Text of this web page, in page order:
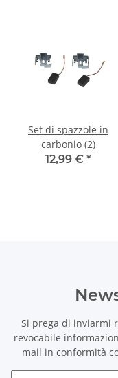
Set di spazzole in
carbonio (2)
12,99 € *
Si prega di inviarmi
revocabile
mail in conformità